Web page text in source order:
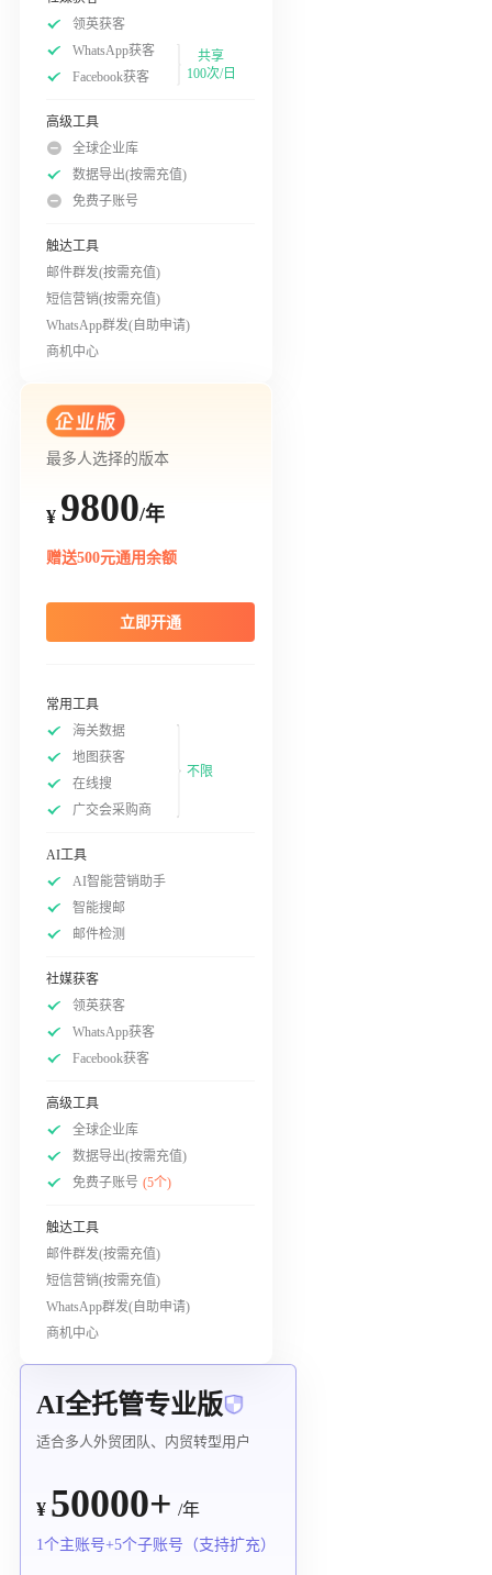
领英获客
WhatsApp获客
Facebook获客
共享
100次/日
高级工具
全球企业库
数据导出(按需充值)
免费子账号
触达工具
邮件群发(按需充值)
短信营销(按需充值)
WhatsApp群发(自助申请)
商机中心
最多人选择的版本
¥ 9800/年
赠送500元通用余额
立即开通
常用工具
海关数据
地图获客
在线搜
广交会采购商
不限
AI工具
AI智能营销助手
智能搜邮
邮件检测
社媒获客
领英获客
WhatsApp获客
Facebook获客
高级工具
全球企业库
数据导出(按需充值)
免费子账号 (5个)
触达工具
邮件群发(按需充值)
短信营销(按需充值)
WhatsApp群发(自助申请)
商机中心
AI全托管专业版
适合多人外贸团队、内贸转型用户
¥ 50000+ /年
1个主账号+5个子账号（支持扩充）